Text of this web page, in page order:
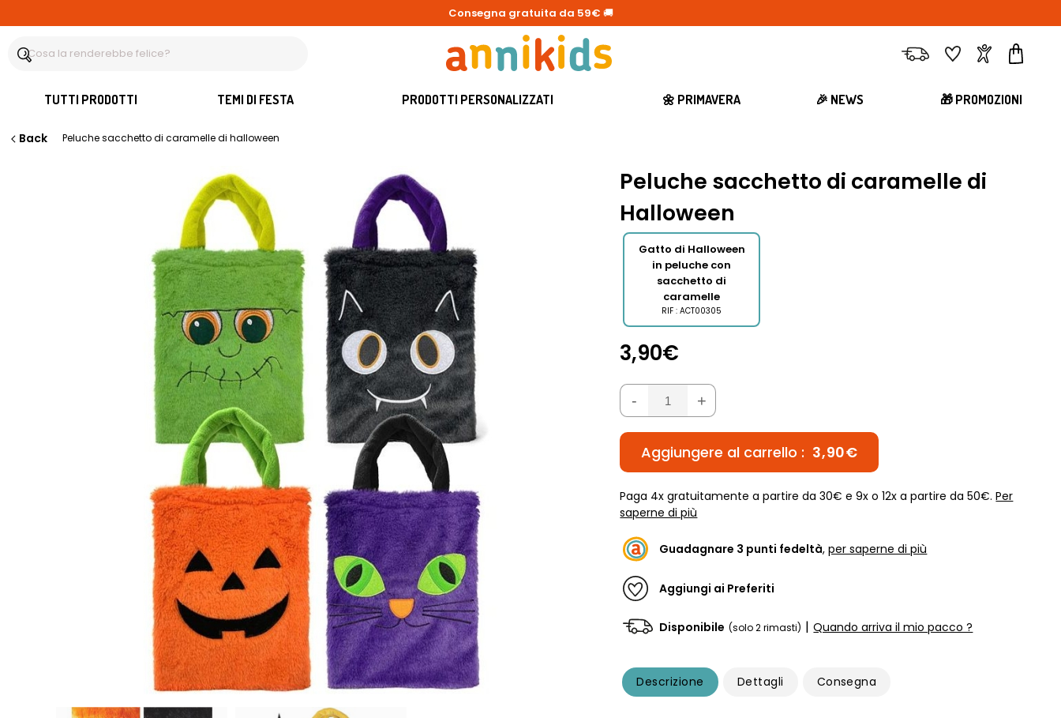
Consegna gratuita da 59€ 🚚
ConsegnaPreferitiAccount
TUTTI PRODOTTI TEMI DI FESTA PRODOTTI PERSONALIZZATI 🌼 PRIMAVERA 🎉 NEWS 🎁 PROMOZIONI
Back Peluche sacchetto di caramelle di halloween
Peluche sacchetto di caramelle di
Halloween
Gatto di Halloween
in peluche con
sacchetto di
caramelle
RIF : ACT00305
3,90€
- +
Aggiungere al carrello : 3,90€
Paga 4x gratuitamente a partire da 30€ e 9x o 12x a partire da 50€.Per
saperne di più
Guadagnare 3 punti fedeltà,per saperne di più
Aggiungi ai Preferiti
Disponibile (solo 2 rimasti) | Quando arriva il mio pacco ?
Descrizione Dettagli Consegna